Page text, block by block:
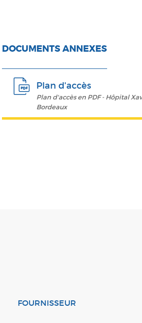
DOCUMENTS ANNEXES
Plan d'accès
Plan d'accès en PDF - Hôpital
Bordeaux
FOURNISSEUR